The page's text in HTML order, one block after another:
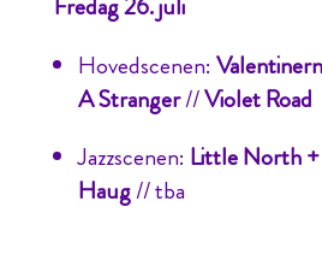
Hovedscenen:
A Stranger//Violet Road
Jazzscenen: Little North +
Haug// tba